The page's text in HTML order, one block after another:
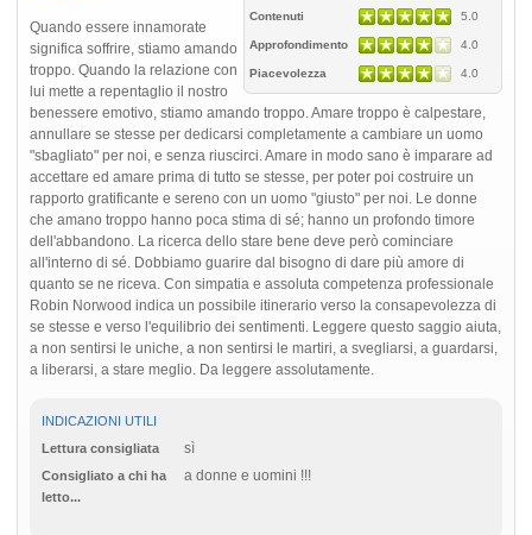
Contenuti 5.0
Approfondimento 4.0
Piacevolezza 4.0
Quando essere innamorate
significa soffrire, stiamo amando
troppo. Quando la relazione con
lui mette a repentaglio il nostro
benessere emotivo, stiamo amando troppo. Amare troppo è calpestare,
annullare se stesse per dedicarsi completamente a cambiare un uomo
"sbagliato" per noi, e senza riuscirci. Amare in modo sano è imparare ad
accettare ed amare prima di tutto se stesse, per poter poi costruire un
rapporto gratificante e sereno con un uomo "giusto" per noi. Le donne
che amano troppo hanno poca stima di sé; hanno un profondo timore
dell'abbandono. La ricerca dello stare bene deve però cominciare
all'interno di sé. Dobbiamo guarire dal bisogno di dare più amore di
quanto se ne riceva. Con simpatia e assoluta competenza professionale
Robin Norwood indica un possibile itinerario verso la consapevolezza di
se stesse e verso l'equilibrio dei sentimenti. Leggere questo saggio aiuta,
a non sentirsi le uniche, a non sentirsi le martiri, a svegliarsi, a guardarsi,
a liberarsi, a stare meglio. Da leggere assolutamente.
INDICAZIONI UTILI
Lettura consigliata
sì
Consigliato a chi ha
letto...
a donne e uomini !!!